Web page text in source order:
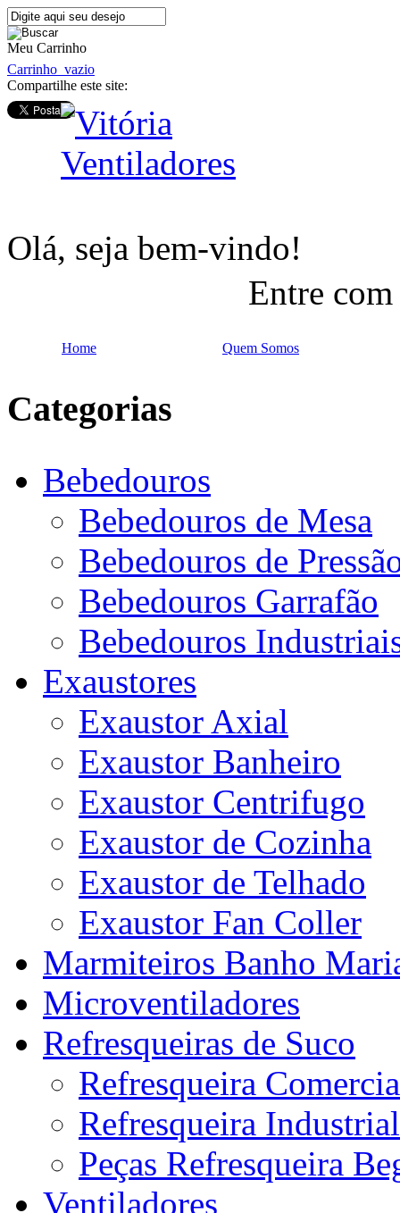
Meu Carrinho
Carrinho vazio
Compartilhe este site:
Olá, seja bem-vindo!
Entre
Home Quem Somos
Categorias
Bebedouros
Bebedouros de Mesa
Bebedouros de
Bebedouros Garrafão
Bebedouros
Exaustores
Exaustor Axial
Exaustor Banheiro
Exaustor Centrifugo
Exaustor de Cozinha
Exaustor de Telhado
Exaustor Fan Coller
Marmiteiros Banho
Microventiladores
Refresqueiras de Suco
Refresqueira
Refresqueira Industrial
Peças Refresqueira
Ventiladores